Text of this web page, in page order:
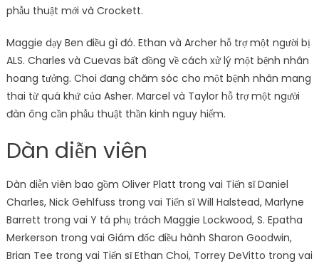
phẫu thuật mới và Crockett.
Maggie dạy Ben điều gì đó. Ethan và Archer hỗ trợ một người bị
ALS. Charles và Cuevas bất đồng về cách xử lý một bệnh nhân
hoang tưởng. Choi đang chăm sóc cho một bệnh nhân mang
thai từ quá khứ của Asher. Marcel và Taylor hỗ trợ một người
đàn ông cần phẫu thuật thần kinh nguy hiểm.
Dàn diễn viên
Dàn diễn viên bao gồm Oliver Platt trong vai Tiến sĩ Daniel
Charles, Nick Gehlfuss trong vai Tiến sĩ Will Halstead, Marlyne
Barrett trong vai Y tá phụ trách Maggie Lockwood, S. Epatha
Merkerson trong vai Giám đốc điều hành Sharon Goodwin,
Brian Tee trong vai Tiến sĩ Ethan Choi, Torrey DeVitto trong vai